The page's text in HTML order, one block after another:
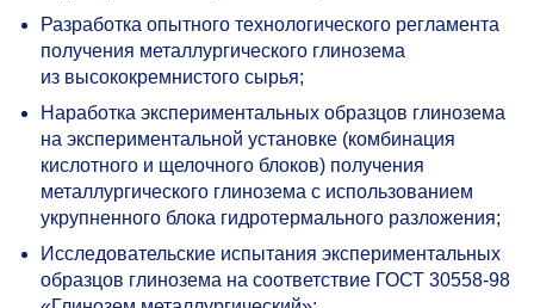
Разработка опытного технологического регламента
получения металлургического глинозема
из высококремнистого сырья;
Наработка экспериментальных образцов глинозема
на экспериментальной установке (комбинация
кислотного и щелочного блоков) получения
металлургического глинозема с использованием
укрупненного блока гидротермального разложения;
Исследовательские испытания экспериментальных
образцов глинозема на соответствие ГОСТ30558-98